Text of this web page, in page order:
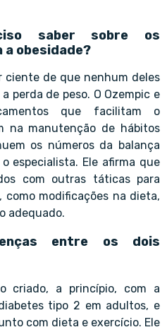
saber sobre os
obesidade?
ciente de que nenhum deles
perda de peso. O Ozempic e
que facilitam o
na manutenção de hábitos
os números da balança
especialista. Ele afirma que
com outras táticas para
como modificações na dieta,
adequado.
entre os dois
criado, a princípio, com a
tipo 2 em adultos, e
com dieta e exercício. Ele